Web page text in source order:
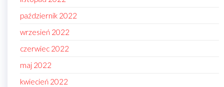
październik 2022
wrzesień 2022
czerwiec 2022
maj 2022
kwiecień 2022